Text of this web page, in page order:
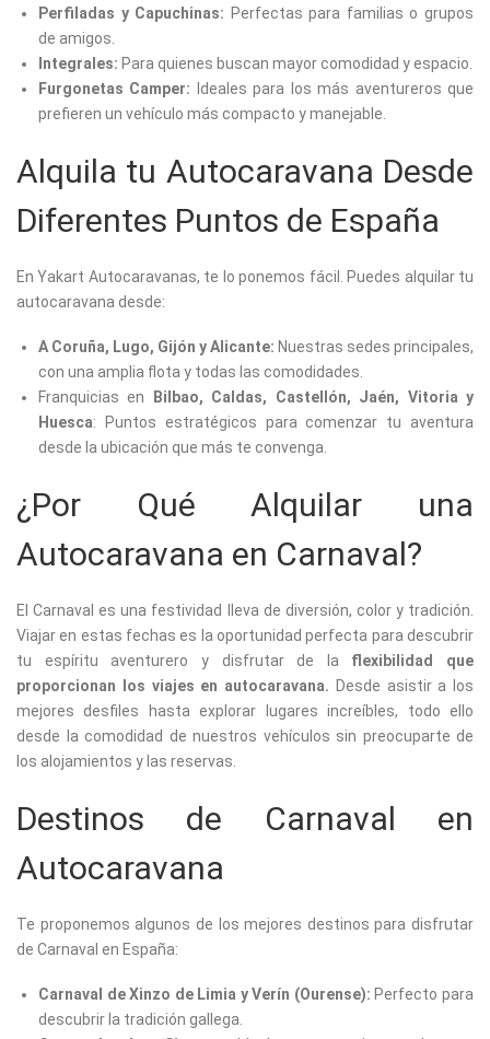
Perfiladas y Capuchinas: Perfectas para familias o grupos
de amigos.
Integrales: Para quienes buscan mayor comodidad y espacio.
Furgonetas Camper: Ideales para los más aventureros que
prefieren un vehículo más compacto y manejable.
Alquila tu Autocaravana Desde
Diferentes Puntos de España
En Yakart Autocaravanas, te lo ponemos fácil. Puedes alquilar tu
autocaravana desde:
A Coruña, Lugo, Gijón y Alicante: Nuestras sedes principales,
con una amplia flota y todas las comodidades.
Franquicias en
Bilbao, Caldas, Castellón, Jaén, Vitoria y
Huesca: Puntos estratégicos para comenzar tu aventura
desde la ubicación que más te convenga.
¿Por Qué Alquilar una
Autocaravana en Carnaval?
El Carnaval es una festividad lleva de diversión, color y tradición.
Viajar en estas fechas es la oportunidad perfecta para descubrir
tu espíritu aventurero y disfrutar de la flexibilidad que
proporcionan los viajes en autocaravana. Desde asistir a los
mejores desfiles hasta explorar lugares increíbles, todo ello
desde la comodidad de nuestros vehículos sin preocuparte de
los alojamientos y las reservas.
Destinos de Carnaval en
Autocaravana
Te proponemos algunos de los mejores destinos para disfrutar
de Carnaval en España:
Carnaval de Xinzo de Limia y Verín (Ourense): Perfecto para
descubrir la tradición gallega.